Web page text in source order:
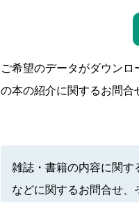
ご希望のデータがダウン
の本の紹介に関するお問合
雑誌・書籍の内容に関す
などに関するお問合せ、